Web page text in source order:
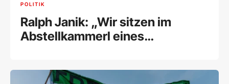
POLITIK
Ralph Janik: „Wir sitzen im
Abstellkammerl eines